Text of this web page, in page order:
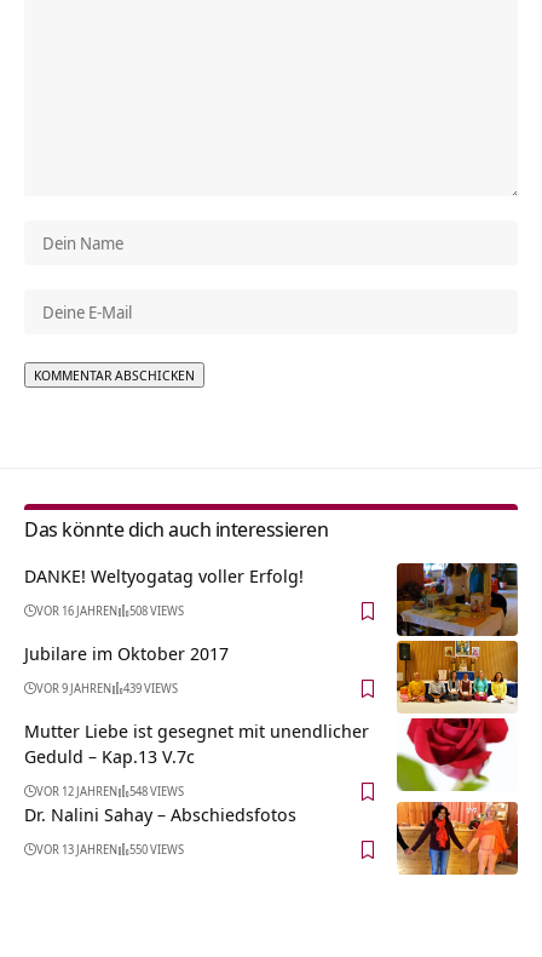
Das könnte dich auch interessieren
DANKE! Weltyogatag voller Erfolg!
VOR 16 JAHREN 508 VIEWS
Jubilare im Oktober 2017
VOR 9 JAHREN 439 VIEWS
Mutter Liebe ist gesegnet mit unendlicher
Geduld – Kap.13 V.7c
VOR 12 JAHREN 548 VIEWS
Dr. Nalini Sahay – Abschiedsfotos
VOR 13 JAHREN 550 VIEWS